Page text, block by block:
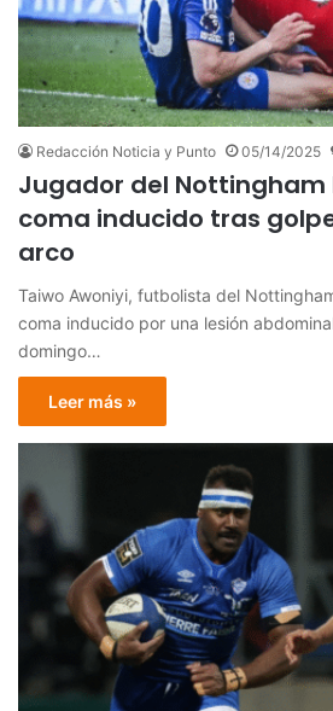
Redacción Noticia y Punto 05/14/2025
Jugador del Nottingham
coma inducido tras
arco
Taiwo Awoniyi, futbolista del
coma inducido por una lesión
domingo…
Leer más »